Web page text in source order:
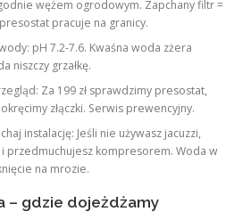
wężem ogrodowym. Zapchany filtr =
pracuje na granicy.
pH 7.2-7.6. Kwaśna woda zżera
niszczy grzałkę.
Za 199 zł sprawdzimy presostat,
złączki. Serwis prewencyjny.
instalację: Jeśli nie używasz jacuzzi,
i przedmuchujesz kompresorem. Woda w
na mrozie.
– gdzie dojeżdżamy